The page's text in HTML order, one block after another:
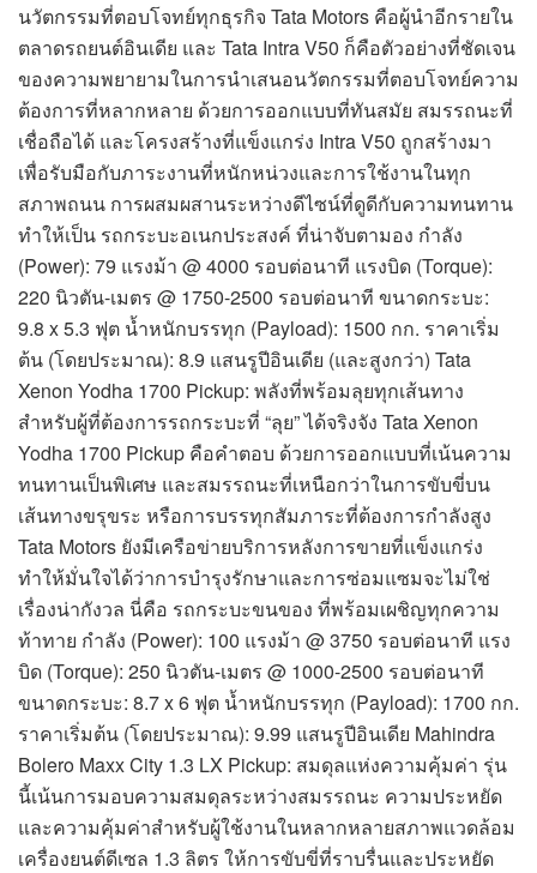
นวัตกรรมที่ตอบโจทย์ทุกธุรกิจ Tata Motors คือผู้นำอีกรายใน
ตลาดรถยนต์อินเดีย และ Tata Intra V50 ก็คือตัวอย่างที่ชัดเจน
ของความพยายามในการนำเสนอนวัตกรรมที่ตอบโจทย์ความ
ต้องการที่หลากหลาย ด้วยการออกแบบที่ทันสมัย สมรรถนะที่
เชื่อถือได้ และโครงสร้างที่แข็งแกร่ง Intra V50 ถูกสร้างมา
เพื่อรับมือกับภาระงานที่หนักหน่วงและการใช้งานในทุก
สภาพถนน การผสมผสานระหว่างดีไซน์ที่ดูดีกับความทนทาน
ทำให้เป็น รถกระบะอเนกประสงค์ ที่น่าจับตามอง กำลัง
(Power): 79 แรงม้า @ 4000 รอบต่อนาที แรงบิด (Torque):
220 นิวตัน-เมตร @ 1750-2500 รอบต่อนาที ขนาดกระบะ:
9.8 x 5.3 ฟุต น้ำหนักบรรทุก (Payload): 1500 กก. ราคาเริ่ม
ต้น (โดยประมาณ): 8.9 แสนรูปีอินเดีย (และสูงกว่า) Tata
Xenon Yodha 1700 Pickup: พลังที่พร้อมลุยทุกเส้นทาง
สำหรับผู้ที่ต้องการรถกระบะที่ “ลุย” ได้จริงจัง Tata Xenon
Yodha 1700 Pickup คือคำตอบ ด้วยการออกแบบที่เน้นความ
ทนทานเป็นพิเศษ และสมรรถนะที่เหนือกว่าในการขับขี่บน
เส้นทางขรุขระ หรือการบรรทุกสัมภาระที่ต้องการกำลังสูง
Tata Motors ยังมีเครือข่ายบริการหลังการขายที่แข็งแกร่ง
ทำให้มั่นใจได้ว่าการบำรุงรักษาและการซ่อมแซมจะไม่ใช่
เรื่องน่ากังวล นี่คือ รถกระบะขนของ ที่พร้อมเผชิญทุกความ
ท้าทาย กำลัง (Power): 100 แรงม้า @ 3750 รอบต่อนาที แรง
บิด (Torque): 250 นิวตัน-เมตร @ 1000-2500 รอบต่อนาที
ขนาดกระบะ: 8.7 x 6 ฟุต น้ำหนักบรรทุก (Payload): 1700 กก.
ราคาเริ่มต้น (โดยประมาณ): 9.99 แสนรูปีอินเดีย Mahindra
Bolero Maxx City 1.3 LX Pickup: สมดุลแห่งความคุ้มค่า รุ่น
นี้เน้นการมอบความสมดุลระหว่างสมรรถนะ ความประหยัด
และความคุ้มค่าสำหรับผู้ใช้งานในหลากหลายสภาพแวดล้อม
เครื่องยนต์ดีเซล 1.3 ลิตร ให้การขับขี่ที่ราบรื่นและประหยัด